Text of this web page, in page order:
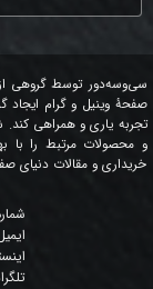
سی‌وسه‌دور توسط گروهی از
صفحۀ وینیل و گرام ایجاد
تجربه یاری و همراهی
و محصولات مرتبط را با
خریداری و مقالات دنیای